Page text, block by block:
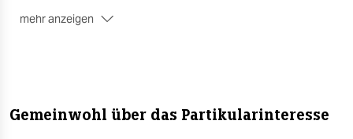
mehr anzeigen
■Jetzt im taz Shop bestellen
Gemeinwohl über das Partikularinteresse